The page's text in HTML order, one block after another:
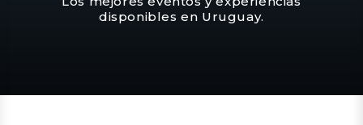
disponibles en Uruguay.